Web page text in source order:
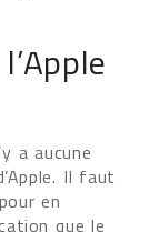
a aucune
Il faut
en
que le